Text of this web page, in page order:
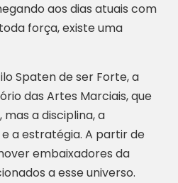
aos dias atuais com
força, existe uma
Spaten de ser Forte, a
das Artes Marciais, que
a disciplina, a
a estratégia. A partir de
embaixadores da
a esse universo.